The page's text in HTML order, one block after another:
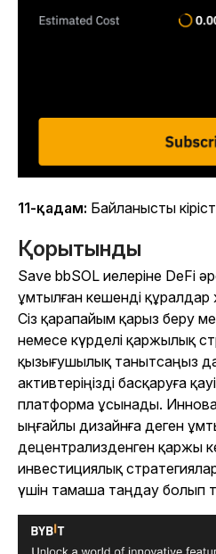
11-қадам: Байланысты
Қорытынды
Save bbSOL иелеріне DeFi
ұмтылған кешенді
Сіз қарапайым қарыз беру
немесе күрделі қаржылық
қызығушылық танытсаңыз
активтеріңізді басқаруға
платформа ұсынады.
ыңғайлы дизайнға деген
децентрализденген қаржы
инвестициялық
үшін тамаша таңдау болып